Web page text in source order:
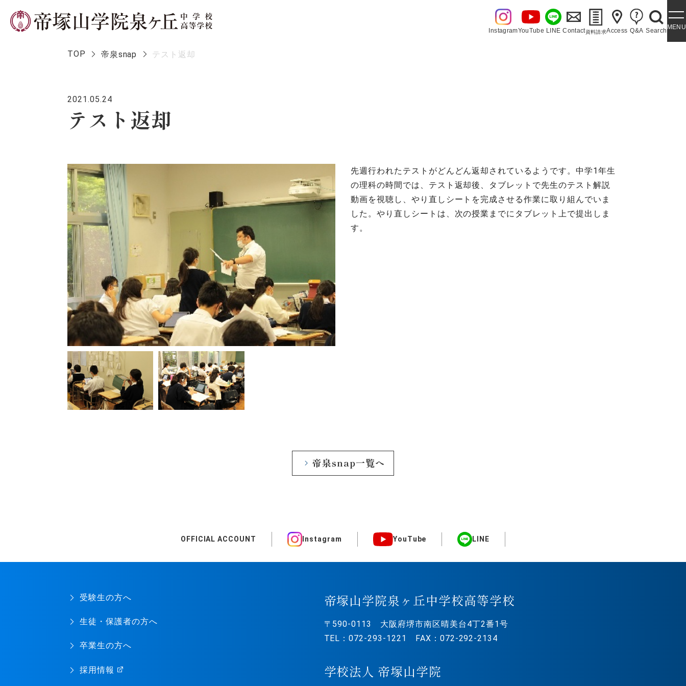
InstagramYouTube LINE Contact資料請求Access Q&A SearchMENU
TOP 帝泉snap テスト返却
2021.05.24
テスト返却
先週行われたテストがどんどん返却されているようです。中学1年生
の理科の時間では、テスト返却後、タブレットで先生のテスト解説
動画を視聴し、やり直しシートを完成させる作業に取り組んでいま
した。やり直しシートは、次の授業までにタブレット上で提出しま
す。
帝泉snap一覧へ
OFFICIAL ACCOUNT Instagram YouTube LINE
受験生の方へ
生徒・保護者の方へ
卒業生の方へ
採用情報
帝塚山学院泉ヶ丘中学校高等学校
〒590-0113 大阪府堺市南区晴美台4丁2番1号
TEL：072-293-1221 FAX：072-292-2134
学校法人 帝塚山学院